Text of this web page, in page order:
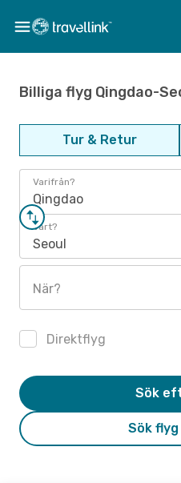
Billiga flyg Qingdao-
Tur & Retur
Varifrån?
Qingdao
Vart?
Seoul
När?
Direktflyg
Sök
Sök